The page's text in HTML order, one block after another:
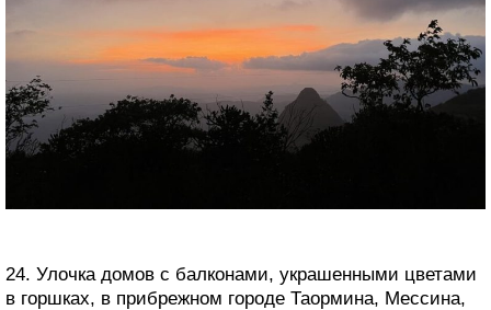
24. Улочка домов с балконами, украшенными цветами
в горшках, в прибрежном городе Таормина, Мессина,